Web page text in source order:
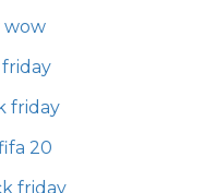
wow
friday
friday
20
friday